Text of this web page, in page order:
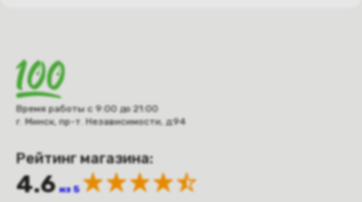
Время работы с 9:00 до 21:00
г. Минск, пр-т. Независимости, д.94
Рейтинг магазина:
4.6 из 5